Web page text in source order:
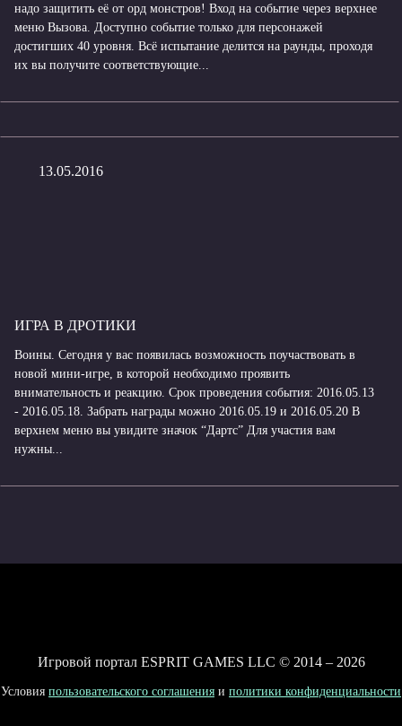
надо защитить её от орд монстров! Вход на событие через верхнее
меню Вызова. Доступно событие только для персонажей
достигших 40 уровня. Всё испытание делится на раунды, проходя
их вы получите соответствующие...
13.05.2016
ИГРА В ДРОТИКИ
Воины. Сегодня у вас появилась возможность поучаствовать в
новой мини-игре, в которой необходимо проявить
внимательность и реакцию. Срок проведения события: 2016.05.13
- 2016.05.18. Забрать награды можно 2016.05.19 и 2016.05.20 В
верхнем меню вы увидите значок “Дартс” Для участия вам
нужны...
Игровой портал ESPRIT GAMES LLC © 2014 – 2026
Условия пользовательского соглашения и политики конфиденциальности